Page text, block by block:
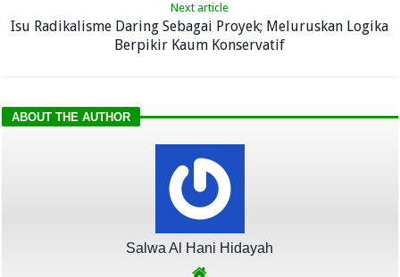
Next article
Isu Radikalisme Daring Sebagai Proyek; Meluruskan Logika
Berpikir Kaum Konservatif
ABOUT THE AUTHOR
Salwa Al Hani Hidayah